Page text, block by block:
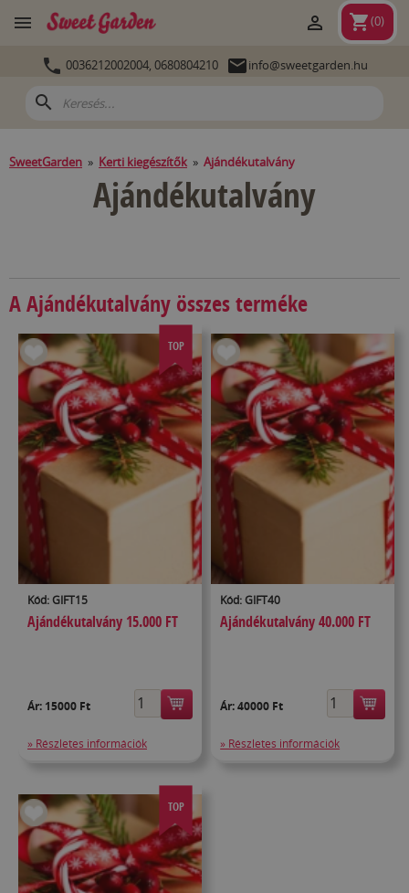
 shopping_cart(0)

 0036212002004, 0680804210 info@sweetgarden.hu
search
SweetGarden » Kerti kiegészítők » Ajándékutalvány
Ajándékutalvány
A Ajándékutalvány összes terméke
TOP
Kód: GIFT15
Ajándékutalvány 15.000 FT
Ár: 15000 Ft
» Részletes információk
Kód: GIFT40
Ajándékutalvány 40.000 FT
Ár:40000 Ft
» Részletes információk
TOP